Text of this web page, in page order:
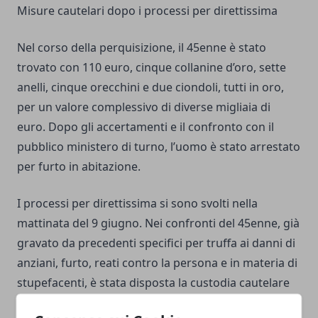
Misure cautelari dopo i processi per direttissima
Nel corso della perquisizione, il 45enne è stato
trovato con 110 euro, cinque collanine d’oro, sette
anelli, cinque orecchini e due ciondoli, tutti in oro,
per un valore complessivo di diverse migliaia di
euro. Dopo gli accertamenti e il confronto con il
pubblico ministero di turno, l’uomo è stato arrestato
per furto in abitazione.
I processi per direttissima si sono svolti nella
mattinata del 9 giugno. Nei confronti del 45enne, già
gravato da precedenti specifici per truffa ai danni di
anziani, furto, reati contro la persona e in materia di
stupefacenti, è stata disposta la custodia cautelare